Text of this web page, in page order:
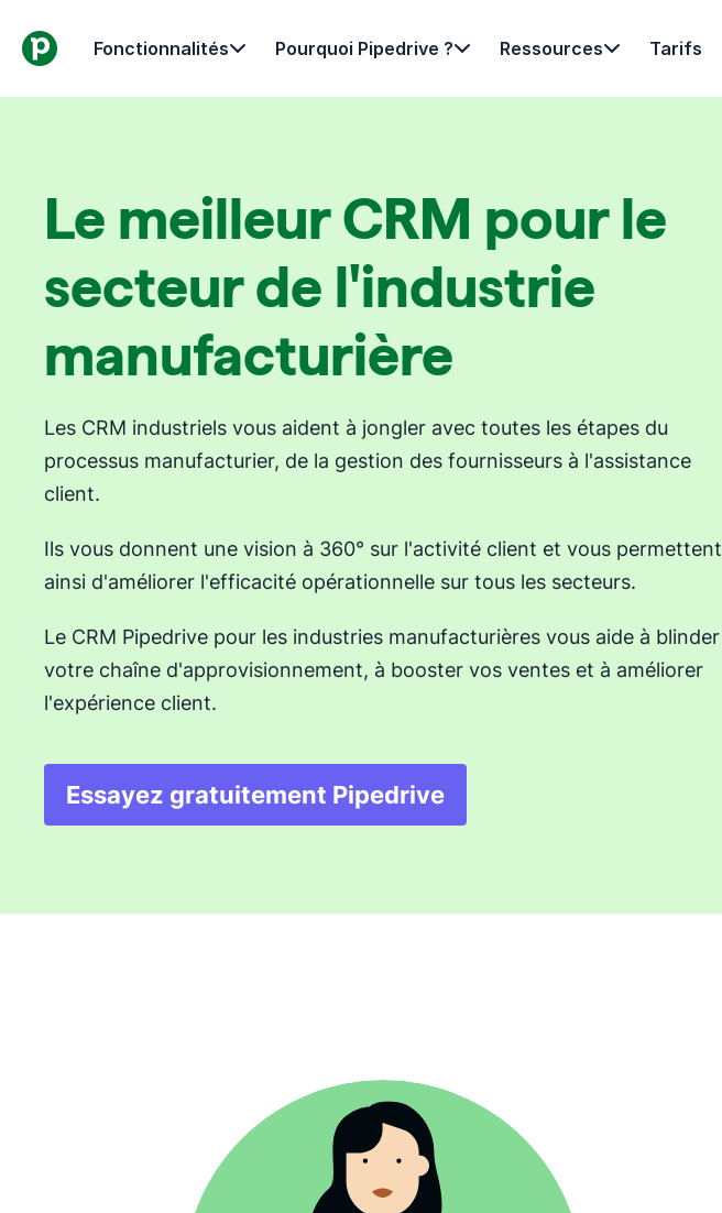
Fonctionnalités Pourquoi Pipedrive ? Ressources Tarifs
Le meilleur CRM pour le
secteur de l'industrie
manufacturière
Les CRM industriels vous aident à jongler avec toutes les étapes du
processus manufacturier, de la gestion des fournisseurs à l'assistance
client.
Ils vous donnent une vision à 360° sur l'activité client et vous permettent
ainsi d'améliorer l'efficacité opérationnelle sur tous les secteurs.
Le CRM Pipedrive pour les industries manufacturières vous aide à blinder
votre chaîne d'approvisionnement, à booster vos ventes et à améliorer
l'expérience client.
Essayez gratuitement Pipedrive
S'ouvre dans une nouvelle fenêtre